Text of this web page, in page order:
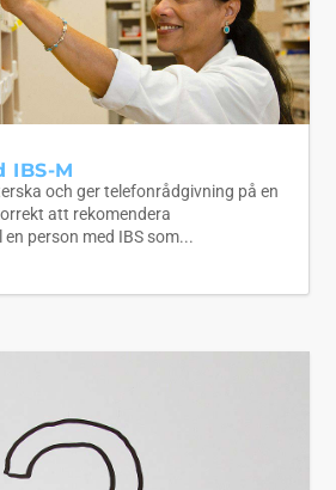
IBS-M
och ger telefonrådgivning på en
att rekomendera
person med IBS som...